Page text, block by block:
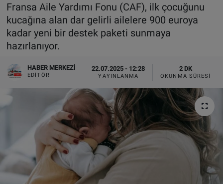
Fransa Aile Yardımı Fonu (CAF), ilk çocuğunu
kucağına alan dar gelirli ailelere 900 euroya
kadar yeni bir destek paketi sunmaya
hazırlanıyor.
HABER MERKEZI
EDITÖR
22.07.2025 - 12:28
YAYINLANMA
2 DK
OKUNMA SÜRESI
AVUSTURYA
SAĞLIK - YAŞAM
BİLİM-TEKNOLOJİ
DÜNYA
BİLİM-TEKNOLOJİ
SAĞLIK
FOTO GALERİ
VIDEO GALERİ
ALGEMENE VOORWAARDEN
CONTACT
Tüm Manşetler
Son Dakika Haberleri
Haber Arşivi